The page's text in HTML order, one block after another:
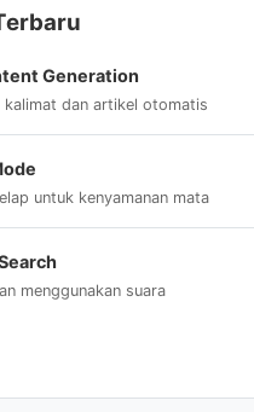
Generation
kalimat dan artikel otomatis
untuk kenyamanan mata
menggunakan suara